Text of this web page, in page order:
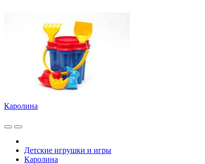
Каролина
Детские игрушки и игры
Каролина